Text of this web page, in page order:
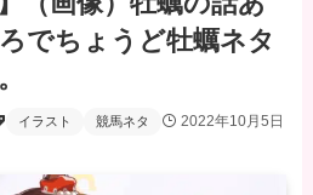
でちょうど牡蠣ネタ
イラスト 競馬ネタ 2022年10月5日